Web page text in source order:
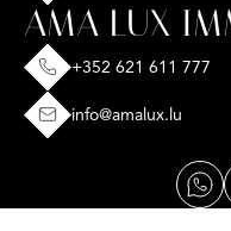
AMA LUX
+352 621 611 777
info@amalux.lu